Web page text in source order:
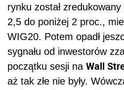
rynku został
2,5 do poniżej 2 proc.,
WIG20. Potem opadł
sygnału od inwestorów
początku sesji na Wall
aż tak złe nie były.